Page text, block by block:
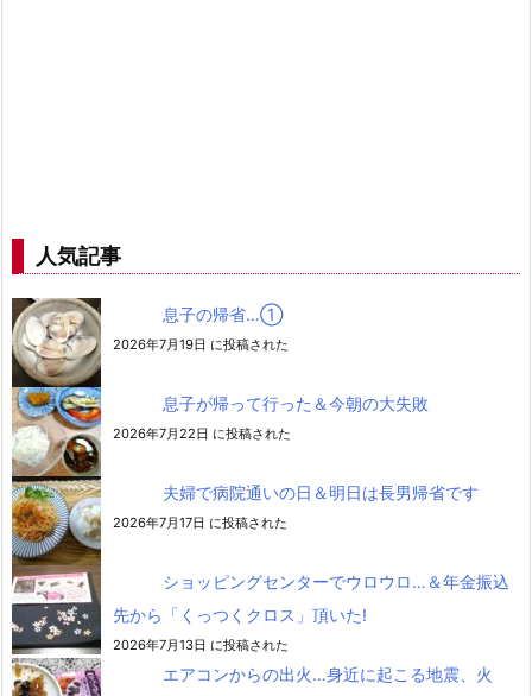
人気記事
息子の帰省…➀
2026年7月19日 に投稿された
息子が帰って行った＆今朝の大失敗
2026年7月22日 に投稿された
夫婦で病院通いの日＆明日は長男帰省です
2026年7月17日 に投稿された
ショッピングセンターでウロウロ…＆年金振込
先から「くっつくクロス」頂いた!
2026年7月13日 に投稿された
エアコンからの出火…身近に起こる地震、火